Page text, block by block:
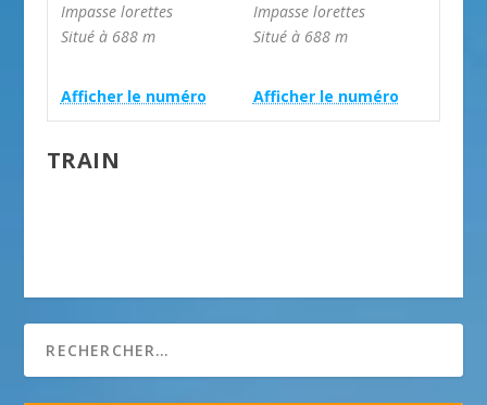
Impasse lorettes
Situé à 688 m
Afficher le numéro
Impasse lorettes
Situé à 688 m
Afficher le numéro
TRAIN